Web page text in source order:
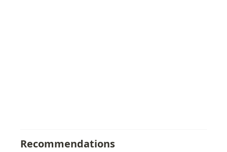
Recommendations